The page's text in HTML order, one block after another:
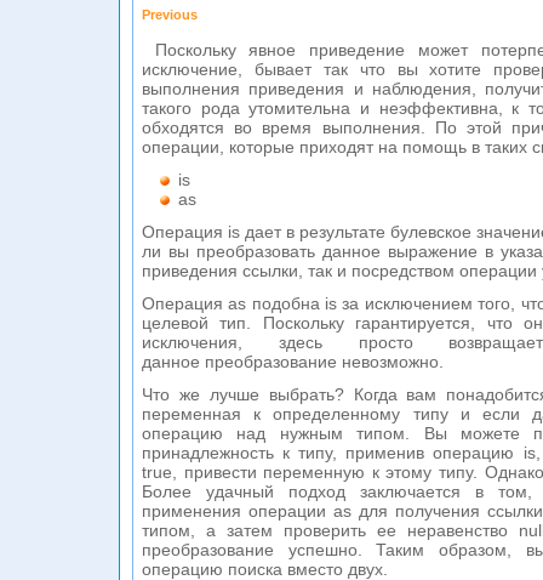
Previous
Поскольку явное приведение может
исключение, бывает так что вы хотите
выполнения приведения и наблюдения,
такого рода утомительна и неэффективна, к
обходятся во время выполнения. По этой
операции, которые приходят на помощь в таких
is
as
Операция is дает в результате булевское
ли вы преобразовать данное выражение в
приведения ссылки, так и посредством операции
Операция аs подобна is за исключением того,
целевой тип. Поскольку гарантируется, что
исключения, здесь просто
данное преобразование невозможно.
Что же лучше выбрать? Когда вам
переменная к определенному типу и если
операцию над нужным типом. Вы можете
принадлежность к типу, применив операцию
true, привести переменную к этому типу.
Более удачный подход заключается в том,
применения операции аs для получения
типом, а затем проверить ее неравенство
преобразование успешно. Таким образом,
операцию поиска вместо двух.